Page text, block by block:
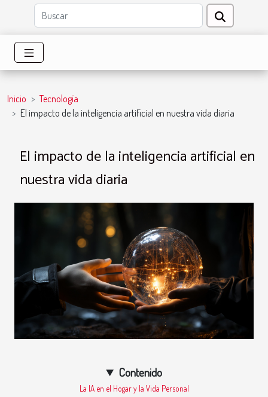
Inicio
Tecnología
El impacto de la inteligencia artificial en nuestra vida diaria
El impacto de la inteligencia artificial en
nuestra vida diaria
Contenido
La IA en el Hogar y la Vida Personal